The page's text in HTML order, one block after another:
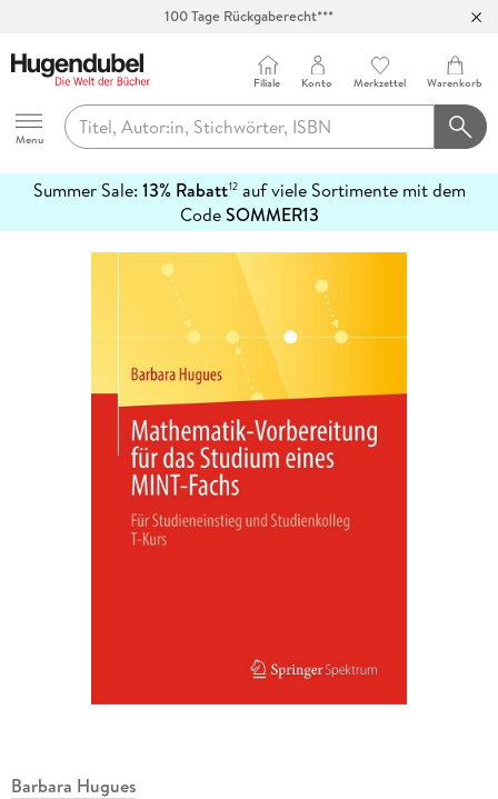
100 Tage Rückgaberecht***
Hugendubel
Menu
Filiale Konto Merkzettel Warenkorb
Summer Sale: 13% Rabatt12auf viele Sortimente mit dem
CodeSOMMER13
erfahren
Barbara Hugues